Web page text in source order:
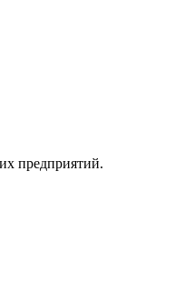
предприятий.